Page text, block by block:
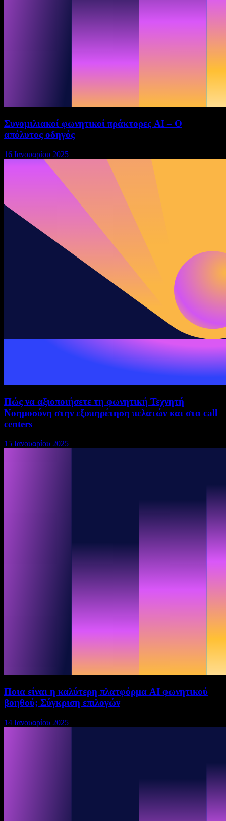
Συνομιλιακοί φωνητικοί πράκτορες AI – Ο
απόλυτος οδηγός
16 Ιανουαρίου 2025
Πώς να αξιοποιήσετε τη φωνητική Τεχνητή
Νοημοσύνη στην εξυπηρέτηση πελατών και στα call
centers
15 Ιανουαρίου 2025
Ποια είναι η καλύτερη πλατφόρμα AI φωνητικού
βοηθού; Σύγκριση επιλογών
14 Ιανουαρίου 2025